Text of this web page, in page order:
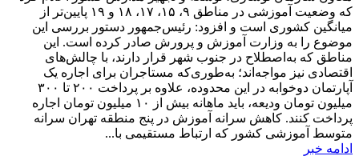
که وضعیت آموزشی در مناطق ۹، ۱۵، ۱۷، ۱۸ و ۱۹ پایین‌تر از
میانگین کشوری است و افزود: رئیس‌جمهور دستور بررسی این
موضوع را به وزارت آموزش و پرورش صادر کرده است. این
مناطق که به‌اصطلاح در جنوب شهر قرار دارند، با چالش‌های
اقتصادی نیز مواجه‌اند؛ به‌طوری‌که مستاجران برای اجاره یک
آپارتمان دوخوابه در این محدوده، علاوه بر پرداخت ۲۰۰ تا ۳۰۰
میلیون تومان ودیعه، باید ماهانه بیش از ۱۰ میلیون تومان اجاره
پرداخت کنند. کاهش سرانه آموزش در پنج منطقه تهران سرانه
متوسط آموزشی کشور که ارتباط مستقیمی با...
ادامه خبر